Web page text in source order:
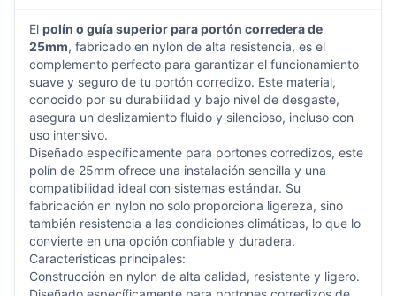
El polín o guía superior para portón corredera de
25mm, fabricado en nylon de alta resistencia, es el
complemento perfecto para garantizar el funcionamiento
suave y seguro de tu portón corredizo. Este material,
conocido por su durabilidad y bajo nivel de desgaste,
asegura un deslizamiento fluido y silencioso, incluso con
uso intensivo.
Diseñado específicamente para portones corredizos, este
polín de 25mm ofrece una instalación sencilla y una
compatibilidad ideal con sistemas estándar. Su
fabricación en nylon no solo proporciona ligereza, sino
también resistencia a las condiciones climáticas, lo que lo
convierte en una opción confiable y duradera.
Características principales:
Construcción en nylon de alta calidad, resistente y ligero.